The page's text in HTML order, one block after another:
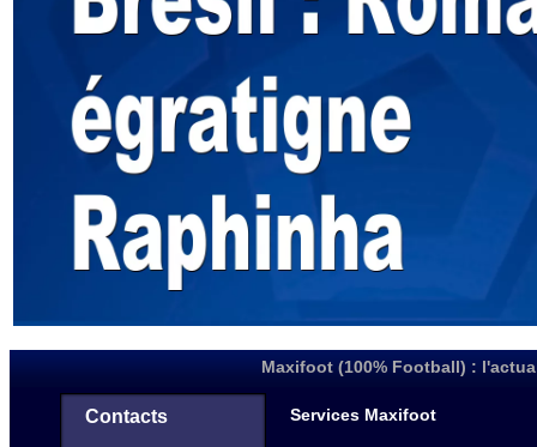
Maxifoot (100% Football) :
Contacts Services Maxifoot